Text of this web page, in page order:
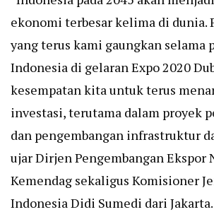
ekonomi terbesar kelima di dunia.
yang terus kami gaungkan selama
Indonesia di gelaran Expo 2020
kesempatan kita untuk terus
investasi, terutama dalam proyek
dan pengembangan infrastruktur
ujar Dirjen Pengembangan Ekspor
Kemendag sekaligus Komisioner
Indonesia Didi Sumedi dari Jakarta.